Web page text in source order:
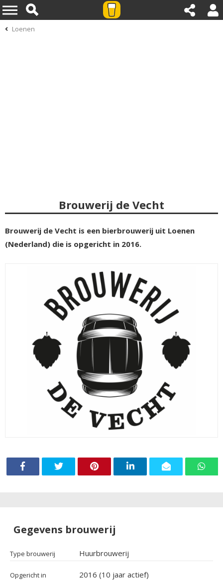
Loenen
Brouwerij de Vecht
Brouwerij de Vecht is een bierbrouwerij uit Loenen
(Nederland) die is opgericht in 2016.
Gegevens brouwerij
Type brouwerij Huurbrouwerij
Opgericht in 2016 (10 jaar actief)